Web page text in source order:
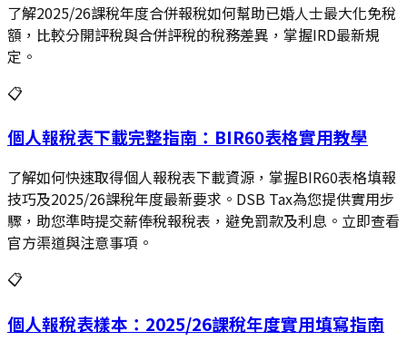
了解2025/26課稅年度合併報稅如何幫助已婚人士最大化免稅
額，比較分開評稅與合併評稅的稅務差異，掌握IRD最新規
定。
📋
個人報稅表下載完整指南：BIR60表格實用教學
了解如何快速取得個人報稅表下載資源，掌握BIR60表格填報
技巧及2025/26課稅年度最新要求。DSB Tax為您提供實用步
驟，助您準時提交薪俸稅報稅表，避免罰款及利息。立即查看
官方渠道與注意事項。
📋
個人報稅表樣本：2025/26課稅年度實用填寫指南